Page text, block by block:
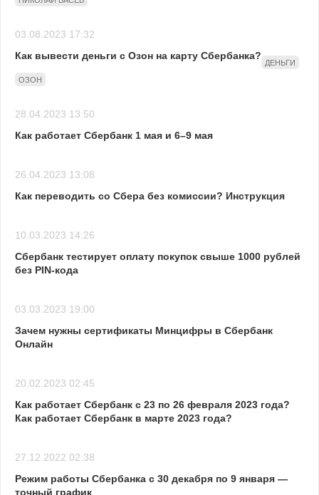
03.08.2023 17:32
Как вывести деньги с Озон на карту Сбербанка?
ДЕНЬГИ
ОЗОН
28.04.2023 13:50
Как работает Сбербанк 1 мая и 6–9 мая
26.04.2023 13:08
Как переводить со Сбера без комиссии? Инструкция
10.03.2023 14:26
Сбербанк тестирует оплату покупок свыше 1000 рублей
без PIN-кода
03.03.2023 19:00
Зачем нужны сертификаты Минцифры в Сбербанк
Онлайн
20.02.2023 02:45
Как работает Сбербанк с 23 по 26 февраля 2023 года?
Как работает Сбербанк в марте 2023 года?
27.12.2022 02:38
Режим работы Сбербанка с 30 декабря по 9 января —
точный график